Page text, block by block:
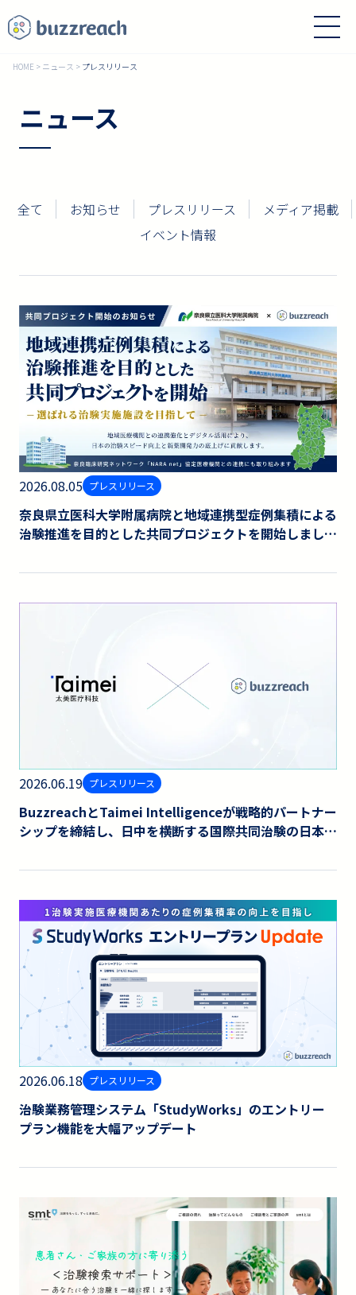
HOME > ニュース > プレスリリース
ニュース
全て お知らせ プレスリリース
メディア掲載
イベント情報
2026.08.05 プレスリリース
奈良県⽴医科⼤学附属病院と地域連携型症例集積による
治験推進を⽬的とした共同プロジェクトを開始しまし
2026.06.19 プレスリリース
BuzzreachとTaimei Intelligenceが戦略的パートナー
シップを締結し、日中を横断する国際共同治験の日本誘
2026.06.18 プレスリリース
治験業務管理システム「StudyWorks」のエントリー
プラン機能を大幅アップデート